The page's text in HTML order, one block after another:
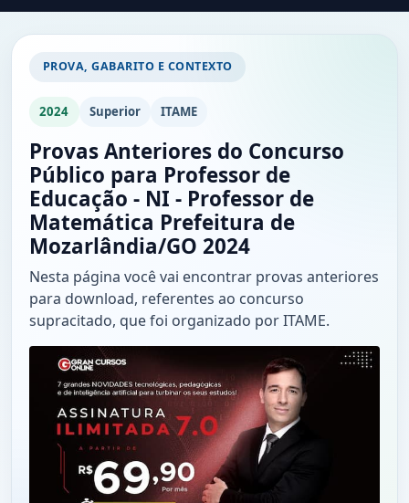
PROVA, GABARITO E CONTEXTO
2024 Superior ITAME
Provas Anteriores do Concurso
Público para Professor de
Educação - NI - Professor de
Matemática Prefeitura de
Mozarlândia/GO 2024
Nesta página você vai encontrar provas anteriores
para download, referentes ao concurso
supracitado, que foi organizado por ITAME.